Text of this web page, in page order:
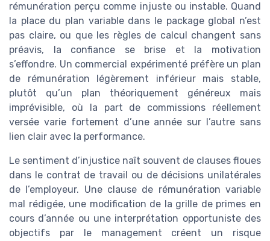
rémunération perçu comme injuste ou instable. Quand
la place du plan variable dans le package global n’est
pas claire, ou que les règles de calcul changent sans
préavis, la confiance se brise et la motivation
s’effondre. Un commercial expérimenté préfère un plan
de rémunération légèrement inférieur mais stable,
plutôt qu’un plan théoriquement généreux mais
imprévisible, où la part de commissions réellement
versée varie fortement d’une année sur l’autre sans
lien clair avec la performance.
Le sentiment d’injustice naît souvent de clauses floues
dans le contrat de travail ou de décisions unilatérales
de l’employeur. Une clause de rémunération variable
mal rédigée, une modification de la grille de primes en
cours d’année ou une interprétation opportuniste des
objectifs par le management créent un risque